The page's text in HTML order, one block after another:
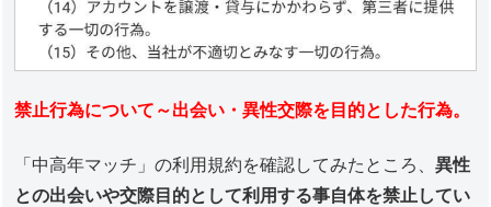
禁止行為について～出会い・異性交際を目的とした行為。
「中高年マッチ」の利用規約を確認してみたところ、異性
との出会いや交際目的として利用する事自体を禁止してい